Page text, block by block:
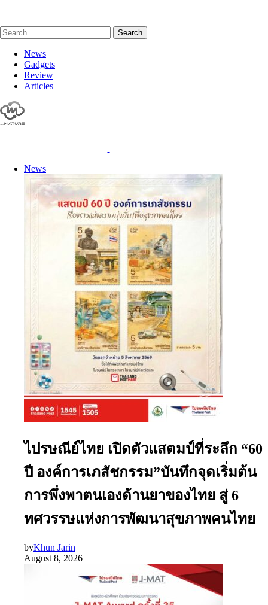
Search
News
Gadgets
Review
Articles
News
ไปรษณีย์ไทย เปิดตัวแสตมป์ที่ระลึก “60
ปี องค์การเภสัชกรรม”บันทึกจุดเริ่มต้น
การพึ่งพาตนเองด้านยาของไทย สู่ 6
ทศวรรษแห่งการพัฒนาสุขภาพคนไทย
byKhun Jarin
August 8, 2026